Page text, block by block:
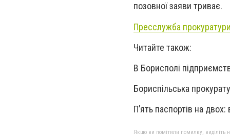
позовної заяви триває.
Пресслужба прокуратури
Читайте також:
В Борисполі
Бориспільська
П’ять паспортів на двох:
Якщо ви помітили помилку, виділіть